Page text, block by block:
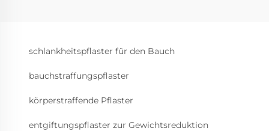
schlankheitspflaster für den Bauch
bauchstraffungspflaster
körperstraffende Pflaster
entgiftungspflaster zur Gewichtsreduktion